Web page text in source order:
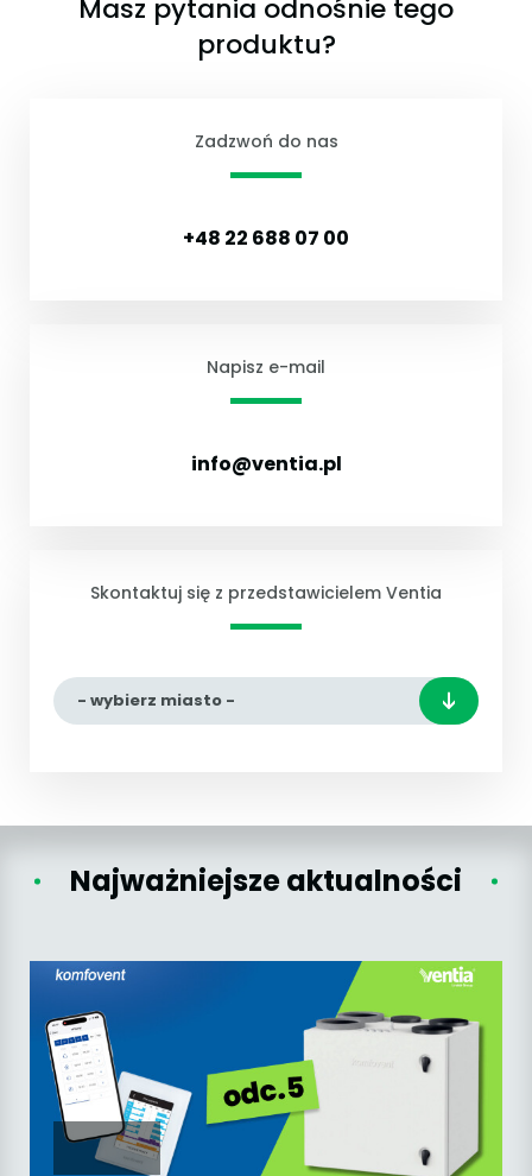
Masz pytania odnośnie tego
produktu?
Zadzwoń do nas
+48 22 688 07 00
Napisz e-mail
info@ventia.pl
Skontaktuj się z przedstawicielem Ventia
- wybierz miasto -
Najważniejsze aktualności